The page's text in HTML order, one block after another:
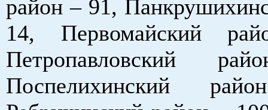
район – 91,
14, Первомайский
Петропавловский
Поспелихинский